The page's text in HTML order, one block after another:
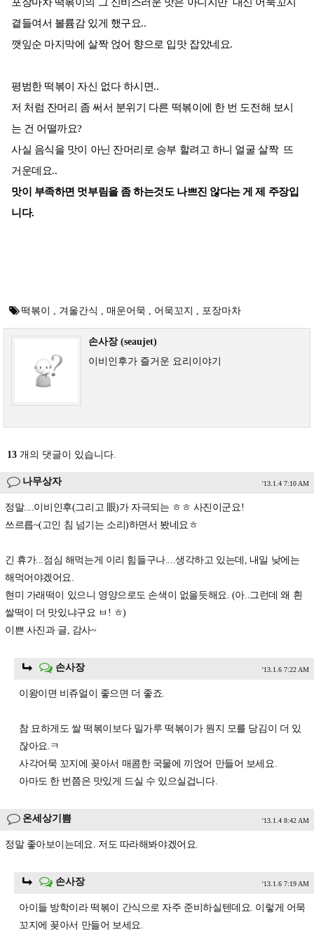
곁들여서 볼륨감 있게 했구요..
깻잎순 마지막에 살짝 얹어 향으로 입맛 잡았네요.
평범한 떡볶이 자신 없다 하시면..
저 처럼 잔머리 좀 써서 분위기 다른 떡볶이에 한 번 도전해 보시
는 건 어떨까요?
사실 음식을 맛이 아닌 잔머리로 승부 할려고 하니 얼굴 살짝 뜨
거운데요..
맛이 부족하면 멋부림을 좀 하는것도 나쁘진 않다는 게 제 주장입
니다.
떡볶이 겨울간식 매운어묵 어묵꼬지 포장마차
손사장 (seaujet)
이비인후가 즐거운 요리이야기
13 개의 댓글이 있습니다.
나무상자 '13.1.4 7:10 AM
정말....이비인후(그리고 眼)가 자극되는 ㅎㅎ 사진이군요!
쓰르릅~(고인 침 넘기는 소리)하면서 봤네요ㅎ
긴 휴가...점심 해먹는게 이리 힘들구나....생각하고 있는데, 내일 낮에는
해먹어야겠어요.
현미 가래떡이 있으니 영양으로도 손색이 없을듯해요. (아..그런데 왜 흰
쌀떡이 더 맛있냐구요 ㅂ! ㅎ)
이쁜 사진과 글, 감사~
손사장 '13.1.6 7:22 AM
이왕이면 비쥬얼이 좋으면 더 좋죠.
참 묘하게도 쌀 떡볶이보다 밀가루 떡볶이가 뭔지 모를 당김이 더 있
잖아요.ㅋ
사각어묵 꼬지에 꽂아서 매콤한 국물에 끼얹어 만들어 보세요.
아마도 한 번쯤은 맛있게 드실 수 있으실겁니다.
온세상기쁨 '13.1.4 8:42 AM
정말 좋아보이는데요. 저도 따라해봐야겠어요.
손사장 '13.1.6 7:19 AM
아이들 방학이라 떡볶이 간식으로 자주 준비하실텐데요. 이렇게 어묵
꼬지에 꽂아서 만들어 보세요.